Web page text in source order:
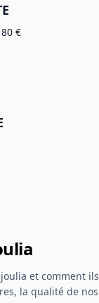
€
et comment ils
la qualité de nos